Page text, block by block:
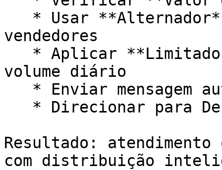
vendedores
volume diário
Resultado: atendimento
com distribuição